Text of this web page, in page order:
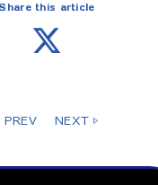
Share this article
PREV NEXT ▷